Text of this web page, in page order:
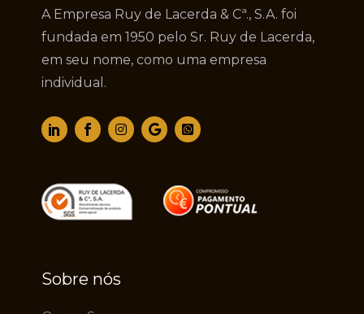
A Empresa Ruy de Lacerda & Cª., S.A. foi
fundada em 1950 pelo Sr. Ruy de Lacerda,
em seu nome, como uma empresa
individual.
Sobre nós